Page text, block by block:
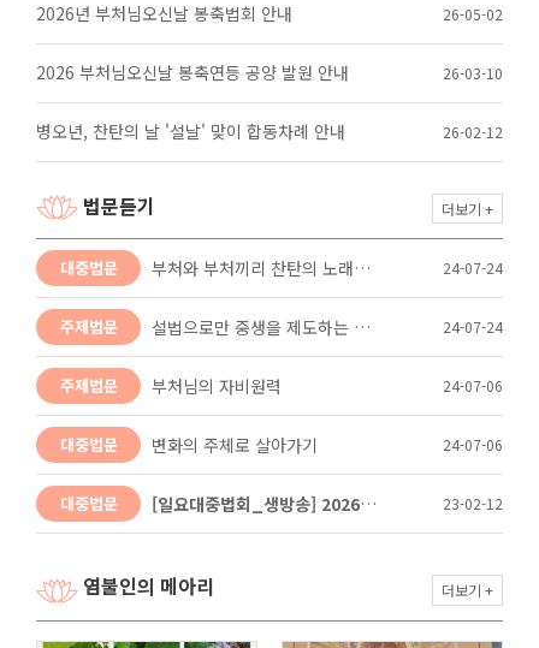
2026년 부처님오신날 봉축법회 안내 26-05-02
2026 부처님오신날 봉축연등 공양 발원 안내 26-03-10
병오년, 찬탄의 날 '설날' 맞이 합동차례 안내 26-02-12
법문듣기 더보기 +
대중법문 부처와 부처끼리 찬탄의 노래를 부릅니다 24-07-24
주제법문 설법으로만 중생을 제도하는 부처님 24-07-24
주제법문 부처님의 자비원력 24-07-06
대중법문 변화의 주체로 살아가기 24-07-06
대중법문 [일요대중법회_생방송] 2026년 8월 9일 23-02-12
염불인의 메아리 더보기 +